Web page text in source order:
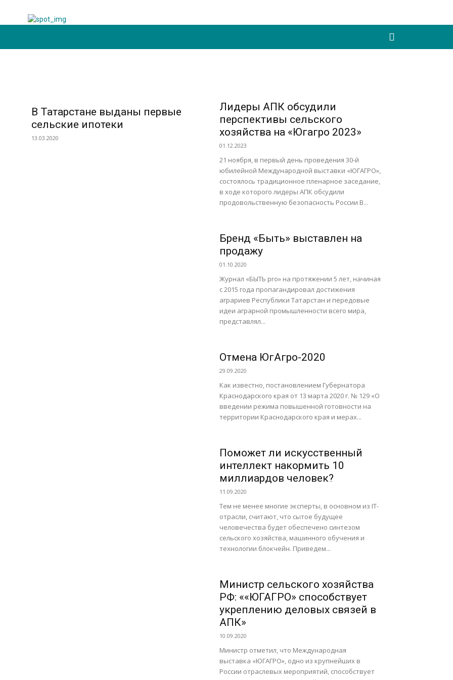
В Татарстане выданы первые
сельские ипотеки
13.03.2020
Лидеры АПК обсудили
перспективы сельского
хозяйства на «Югагро 2023»
01.12.2023
21 ноября, в первый день проведения 30-й
юбилейной Международной выставки «ЮГАГРО»,
состоялось традиционное пленарное заседание,
в ходе которого лидеры АПК обсудили
продовольственную безопасность России В...
Бренд «Быть» выставлен на
продажу
01.10.2020
Журнал «БЫТЬ pro» на протяжении 5 лет, начиная
с 2015 года пропагандировал достижения
аграриев Республики Татарстан и передовые
идеи аграрной промышленности всего мира,
представлял...
Отмена ЮгАгро-2020
29.09.2020
Как известно, постановлением Губернатора
Краснодарского края от 13 марта 2020 г. № 129 «О
введении режима повышенной готовности на
территории Краснодарского края и мерах...
Поможет ли искусственный
интеллект накормить 10
миллиардов человек?
11.09.2020
Тем не менее многие эксперты, в основном из IT-
отрасли, считают, что сытое будущее
человечества будет обеспечено синтезом
сельского хозяйства, машинного обучения и
технологии блокчейн. Приведем...
Министр сельского хозяйства
РФ: ««ЮГАГРО» способствует
укреплению деловых связей в
АПК»
10.09.2020
Министр отметил, что Международная
выставка «ЮГАГРО», одно из крупнейших в
России отраслевых мероприятий, способствует